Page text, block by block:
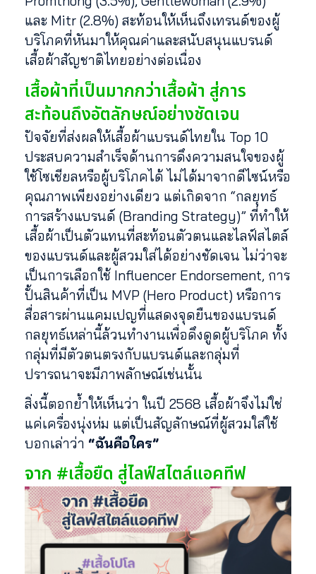
และ Mitr (2.8%) สะท้อนให้เห็นถึงเทรนด์ของผู้
บริโภคที่หันมาให้คุณค่าและสนับสนุนแบรนด์
เสื้อผ้าสัญชาติไทยอย่างต่อเนื่อง
เสื้อผ้าที่เป็นมากกว่าเสื้อผ้า สู่การ
สะท้อนถึงอัตลักษณ์อย่างชัดเจน
ปัจจัยที่ส่งผลให้เสื้อผ้าแบรนด์ไทยใน Top 10
ประสบความสำเร็จด้านการดึงความสนใจของผู้
ใช้โซเชียลหรือผู้บริโภคได้ ไม่ได้มาจากดีไซน์หรือ
คุณภาพเพียงอย่างเดียว แต่เกิดจาก “กลยุทธ์
การสร้างแบรนด์ (Branding Strategy)” ที่ทำให้
เสื้อผ้าเป็นตัวแทนที่สะท้อนตัวตนและไลฟ์สไตล์
ของแบรนด์และผู้สวมใส่ได้อย่างชัดเจน ไม่ว่าจะ
เป็นการเลือกใช้ Influencer Endorsement, การ
ปั้นสินค้าที่เป็น MVP (Hero Product) หรือการ
สื่อสารผ่านแคมเปญที่แสดงจุดยืนของแบรนด์
กลยุทธ์เหล่านี้ล้วนทำงานเพื่อดึงดูดผู้บริโภค ทั้ง
กลุ่มที่มีตัวตนตรงกับแบรนด์และกลุ่มที่
ปรารถนาจะมีภาพลักษณ์เช่นนั้น
สิ่งนี้ตอกย้ำให้เห็นว่า ในปี 2568 เสื้อผ้าจึงไม่ใช่
แค่เครื่องนุ่งห่ม แต่เป็นสัญลักษณ์ที่ผู้สวมใส่ใช้
บอกเล่าว่า “ฉันคือใคร”
จาก #เสื้อยืด สู่ไลฟ์สไตล์แอคทีฟ